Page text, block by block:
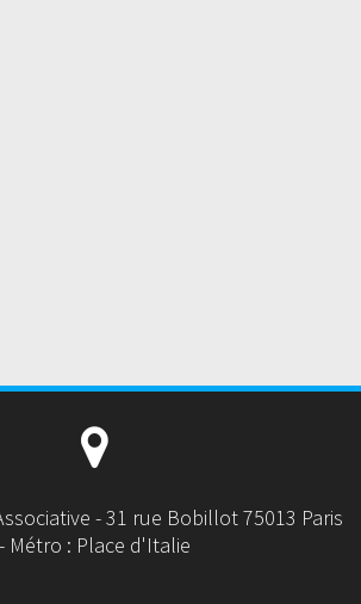
- 31 rue Bobillot 75013 Paris
- Métro : Place d'Italie